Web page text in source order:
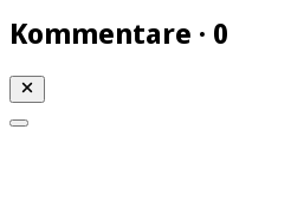
Kommentare · 0